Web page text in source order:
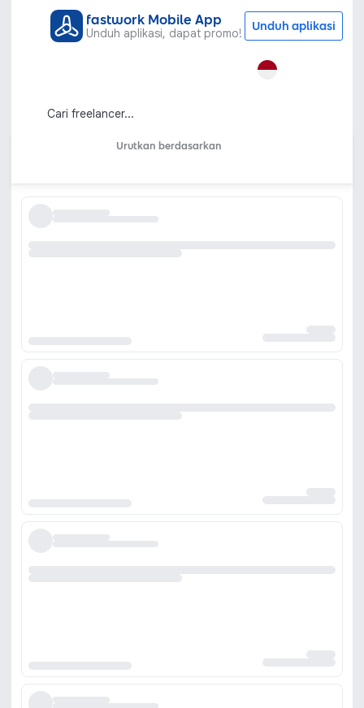
fastwork Mobile App
Unduh aplikasi, dapat promo! Unduh aplikasi
Kursus Online
Trainer Online
Urutkan berdasarkan